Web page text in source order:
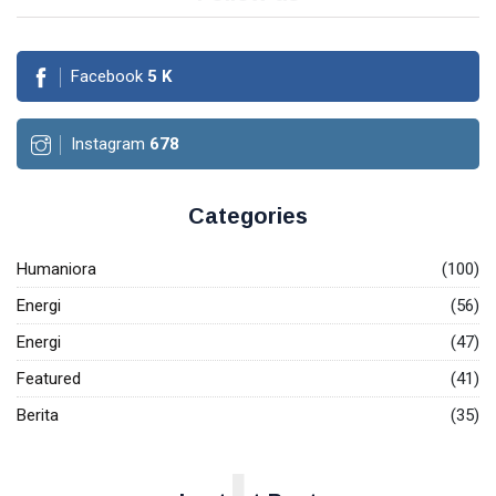
Pertamina
Petronas
Facebook 5 K
Instagram 678
Categories
Humaniora
(100)
Energi
(56)
Energi
(47)
Featured
(41)
Berita
(35)